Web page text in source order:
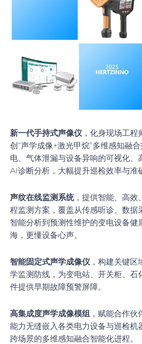
新一代手持式声像仪 ，化身现场工程
创“声学成像+激光甲烷”多维感知融
电、气体泄漏与设备异响的可视化、
AI诊断分析，大幅提升巡检效率与准
声纹在线监测系统，提供智能、高效
程监测方案，覆盖从传感听诊、数据
智能分析到预测性维护的变电设备健
海，更懂设备心声。
智能固定式声学成像仪 ，构建关键
学监测防线，为变电站、开关柜、石
件提供早期故障预警屏障。
高集成度声学成像模组 ，赋能合作
能力无缝嵌入各类电力设备与巡检机
跨场景的多维感知融合智能化进程。